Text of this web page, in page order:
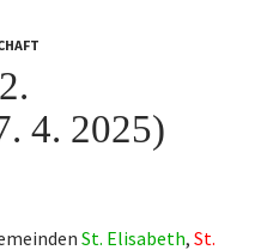
4. 2025)
St. Elisabeth, St.